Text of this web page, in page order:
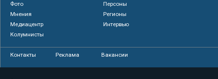
Фото
Персоны
Мнения
Регионы
Медиацентр
Интервью
Колумнисты
Контакты Реклама Вакансии